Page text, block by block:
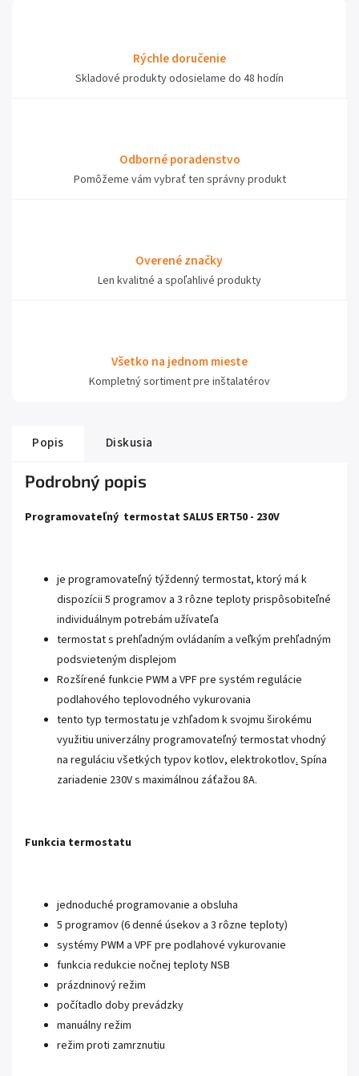
Rýchle doručenie
Skladové produkty odosielame do 48 hodín
Odborné poradenstvo
Pomôžeme vám vybrať ten správny produkt
Overené značky
Len kvalitné a spoľahlivé produkty
Všetko na jednom mieste
Kompletný sortiment pre inštalatérov
Popis Diskusia
Podrobný popis
Programovateľný termostatSALUS ERT50 - 230V
je programovateľný týždenný termostat, ktorý má k
dispozícii 5 programov a 3 rôzne teploty prispôsobiteľné
individuálnym potrebám užívateľa
termostat s prehľadným ovládaním a veľkým prehľadným
podsvieteným displejom
Rozšírené funkcie PWM a VPF pre systém regulácie
podlahového teplovodného vykurovania
tento typ termostatu je vzhľadom k svojmu širokému
využitiu univerzálny programovateľný termostat vhodný
na reguláciu všetkých typov kotlov, elektrokotlov.Spína
zariadenie 230V s maximálnou záťažou 8A.
Funkcia termostatu
jednoduché programovanie a obsluha
5 programov (6 denné úsekov a 3 rôzne teploty)
systémy PWM a VPF pre podlahové vykurovanie
funkcia redukcie nočnej teploty NSB
prázdninový režim
počítadlo doby prevádzky
manuálny režim
režim proti zamrznutiu